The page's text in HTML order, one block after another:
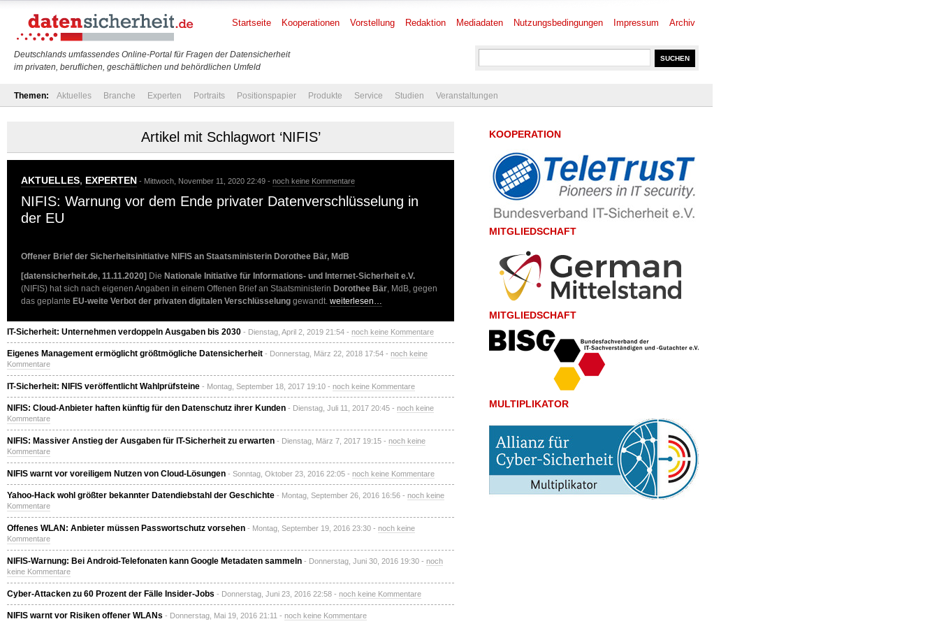
Deutschlands umfassendes Online-Portal für Fragen der Datensicherheit
im privaten, beruflichen, geschäftlichen und behördlichen Umfeld
Startseite Kooperationen Vorstellung Redaktion Mediadaten Nutzungsbedingungen Impressum Archiv
Themen: Aktuelles Branche Experten Portraits Positionspapier Produkte Service Studien Veranstaltungen
Artikel mit Schlagwort ‘NIFIS’
AKTUELLES, EXPERTEN - Mittwoch, November 11, 2020 22:49 - noch keine Kommentare
NIFIS: Warnung vor dem Ende privater Datenverschlüsselung in
der EU
Offener Brief der Sicherheitsinitiative NIFIS an Staatsministerin Dorothee Bär, MdB
[datensicherheit.de, 11.11.2020] Die Nationale Initiative für Informations- und Internet-Sicherheit e.V.
(NIFIS) hat sich nach eigenen Angaben in einem Offenen Brief an Staatsministerin Dorothee Bär, MdB, gegen
das geplante EU-weite Verbot der privaten digitalen Verschlüsselung gewandt. weiterlesen…
IT-Sicherheit: Unternehmen verdoppeln Ausgaben bis 2030 - Dienstag, April 2, 2019 21:54 - noch keine Kommentare
Eigenes Management ermöglicht größtmögliche Datensicherheit - Donnerstag, März 22, 2018 17:54 - noch keine
Kommentare
IT-Sicherheit: NIFIS veröffentlicht Wahlprüfsteine - Montag, September 18, 2017 19:10 - noch keine Kommentare
NIFIS: Cloud-Anbieter haften künftig für den Datenschutz ihrer Kunden - Dienstag, Juli 11, 2017 20:45 - noch keine
Kommentare
NIFIS: Massiver Anstieg der Ausgaben für IT-Sicherheit zu erwarten - Dienstag, März 7, 2017 19:15 - noch keine
Kommentare
NIFIS warnt vor voreiligem Nutzen von Cloud-Lösungen - Sonntag, Oktober 23, 2016 22:05 - noch keine Kommentare
Yahoo-Hack wohl größter bekannter Datendiebstahl der Geschichte - Montag, September 26, 2016 16:56 - noch keine
Kommentare
Offenes WLAN: Anbieter müssen Passwortschutz vorsehen - Montag, September 19, 2016 23:30 - noch keine
Kommentare
NIFIS-Warnung: Bei Android-Telefonaten kann Google Metadaten sammeln - Donnerstag, Juni 30, 2016 19:30 - noch
keine Kommentare
Cyber-Attacken zu 60 Prozent der Fälle Insider-Jobs - Donnerstag, Juni 23, 2016 22:58 - noch keine Kommentare
NIFIS warnt vor Risiken offener WLANs - Donnerstag, Mai 19, 2016 21:11 - noch keine Kommentare
KOOPERATION
MITGLIEDSCHAFT
MITGLIEDSCHAFT
MULTIPLIKATOR